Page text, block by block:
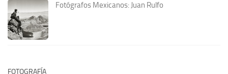
Fotógrafos Mexicanos: Juan Rulfo
FOTOGRAFÍA